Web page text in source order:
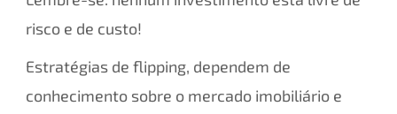
risco e de custo!
Estratégias de flipping, dependem de
conhecimento sobre o mercado imobiliário e